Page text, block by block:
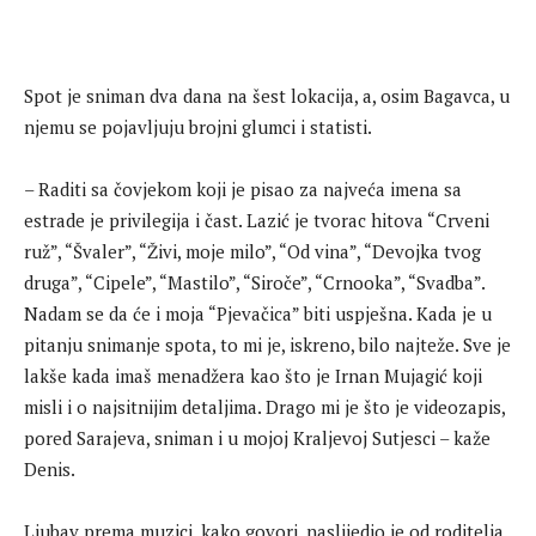
Spot je sniman dva dana na šest lokacija, a, osim Bagavca, u
njemu se pojavljuju brojni glumci i statisti.
– Raditi sa čovjekom koji je pisao za najveća imena sa
estrade je privilegija i čast. Lazić je tvorac hitova “Crveni
ruž”, “Švaler”, “Živi, moje milo”, “Od vina”, “Devojka tvog
druga”, “Cipele”, “Mastilo”, “Siroče”, “Crnooka”, “Svadba”.
Nadam se da će i moja “Pjevačica” biti uspješna. Kada je u
pitanju snimanje spota, to mi je, iskreno, bilo najteže. Sve je
lakše kada imaš menadžera kao što je Irnan Mujagić koji
misli i o najsitnijim detaljima. Drago mi je što je videozapis,
pored Sarajeva, sniman i u mojoj Kraljevoj Sutjesci – kaže
Denis.
Ljubav prema muzici, kako govori, naslijedio je od roditelja.